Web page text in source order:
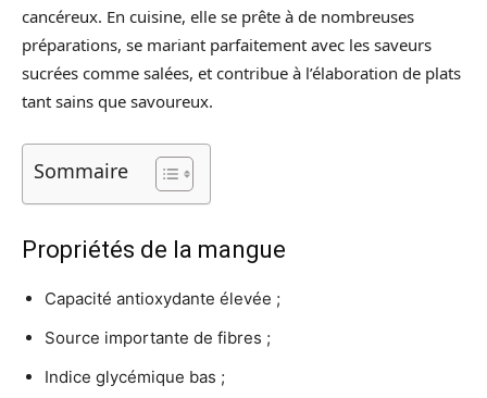
cancéreux. En cuisine, elle se prête à de nombreuses
préparations, se mariant parfaitement avec les saveurs
sucrées comme salées, et contribue à l’élaboration de plats
tant sains que savoureux.
Sommaire
Propriétés de la mangue
Capacité antioxydante élevée ;
Source importante de fibres ;
Indice glycémique bas ;